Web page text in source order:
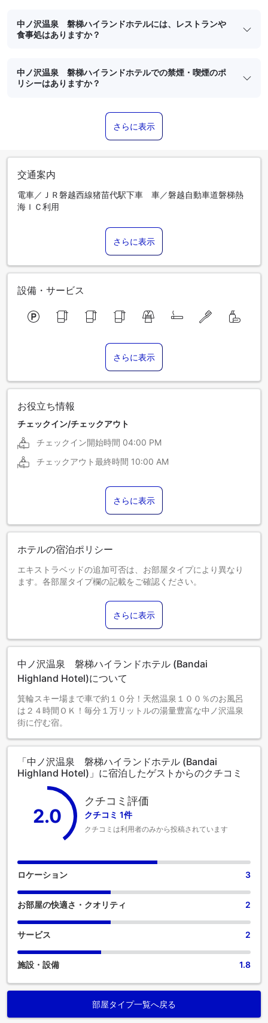
中ノ沢温泉 磐梯ハイランドホテルには、レストランや
食事処はありますか？
中ノ沢温泉 磐梯ハイランドホテルでの禁煙・喫煙のポ
リシーはありますか？
さらに表示
交通案内
電車／ＪＲ磐越西線猪苗代駅下車 車／磐越自動車道磐梯熱
海ＩＣ利用
さらに表示
設備・サービス
さらに表示
お役立ち情報
チェックイン/チェックアウト
チェックイン開始時間 04:00 PM
チェックアウト最終時間 10:00 AM
さらに表示
ホテルの宿泊ポリシー
エキストラベッドの追加可否は、お部屋タイプにより異なり
ます。各部屋タイプ欄の記載をご確認ください。
さらに表示
中ノ沢温泉 磐梯ハイランドホテル (Bandai
Highland Hotel)について
箕輪スキー場まで車で約１０分！天然温泉１００％のお風呂
は２４時間ＯＫ！毎分１万リットルの湯量豊富な中ノ沢温泉
街に佇む宿。
「中ノ沢温泉 磐梯ハイランドホテル (Bandai
Highland Hotel)」に宿泊したゲストからのクチコミ
2.0
クチコミ評価
クチコミ 1件
クチコミは利用者のみから投稿されています
ロケーション 3
お部屋の快適さ・クオリティ 2
サービス 2
施設・設備 1.8
部屋タイプ一覧へ戻る